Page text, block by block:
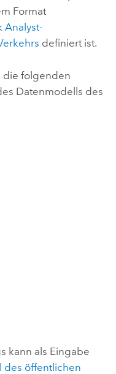
Format
Analyst-
definiert ist.
die folgenden
Datenmodells des
kann als Eingabe
des öffentlichen